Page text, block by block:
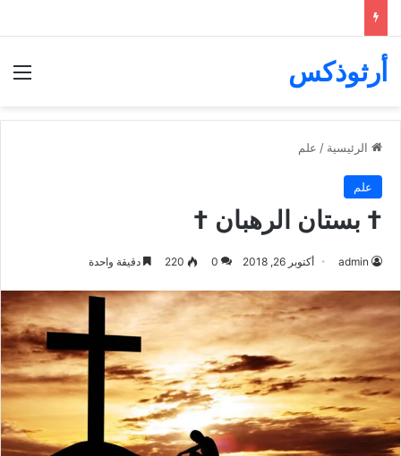
أرثوذكس
الرئيسية / علم
علم
† بستان الرهبان †
admin أكتوبر 26, 2018 0
220 دقيقة واحدة